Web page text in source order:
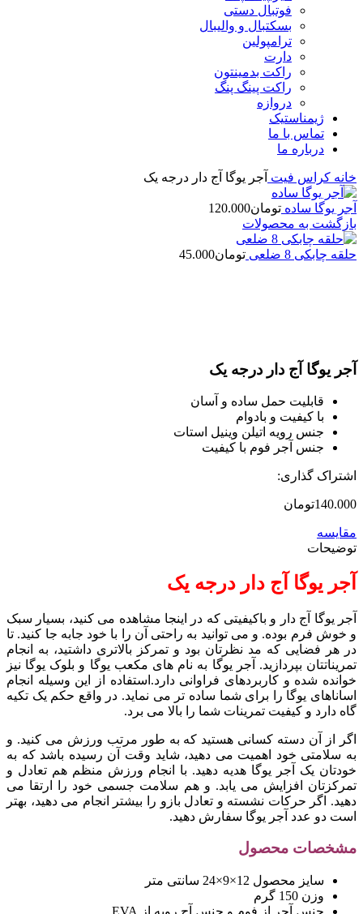
فوتبال دستی
بسکتبال و والیبال
ترامپولین
دارت
راکت بدمینتون
راکت پینگ پنگ
دروازه
ژیمناستیک
تماس با ما
درباره ما
خانه کراس فیت آجر یوگا آج دار درجه یک
آجر یوگا ساده تومان120.000
بازگشت به محصولات
حلقه چابکی 8 ضلعی تومان45.000
آجر یوگا آج دار درجه یک
قابلیت حمل ساده و آسان
با کیفیت و بادوام
جنس رویه اتیلن وینیل استات
جنس آجر فوم با کیفیت
اشتراک گذاری:
تومان140.000
مقایسه
توضیحات
آجر یوگا آج دار درجه یک
آجر یوگا آج دار و باکیفیتی که در اینجا مشاهده می کنید، بسیار سبک
و خوش فرم بوده. و می توانید به راحتی آن را با خود جابه جا کنید. تا
در هر فضایی که مد نظرتان بود و تمرکز بالاتری داشتید، به انجام
تمریناتتان بپردازید. آجر یوگا به نام های مکعب یوگا و بلوک یوگا نیز
خوانده شده و کاربردهای فراوانی دارد.استفاده از این وسیله انجام
اساناهای یوگا را برای شما ساده تر می نماید. در واقع حکم یک تکیه
گاه دارد و کیفیت تمرینات شما را بالا می برد.
اگر از آن دسته کسانی هستید که به طور مرتب ورزش می کنید. و
به سلامتی خود اهمیت می دهید، شاید وقت آن رسیده باشد که به
خودتان یک آجر یوگا هدیه دهید. با انجام ورزش منظم هم تعادل و
تمرکزتان افزایش می یابد. و هم سلامت جسمی خود را ارتقا می
دهید. اگر حرکات نشسته و تعادل بازو را بیشتر انجام می دهید، بهتر
است دو عدد آجر یوگا سفارش دهید.
مشخصات محصول
سایز محصول 12×9×24 سانتی متر
وزن 150 گرم
جنس آجر از فوم و جنس آج رویه از EVA